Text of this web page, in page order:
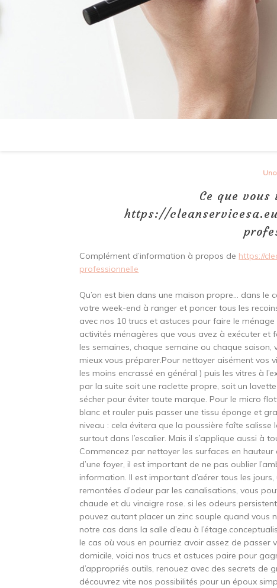
Ce que
https://
Complément d’information à propos de https://
professionnelle
Qu’on est bien dans une maison propre… dans le
votre week-end à ranger et poncer tous les
avec nos 10 trucs et astuces pour faire le
activités ménagères que vous avez à exécuter et
les semaines, chaque semaine ou chaque
mieux vous préparer.Pour nettoyer aisément vos
les moins encrassé en général ) puis les vitres à
par la suite soit une raclette propre, soit un
sécher pour éviter toute marque. Pour le micro
blanc et rouler puis passer une tissu éponge et
niveau : cela évitera que la poussière faîte
surtout dans l’escalier. Mais il s’applique aussi à
Commencez par nettoyer les surfaces en
d’une foyer, il est important de ne pas oublier
information. Il est important d’aérer tous les
remontées d’odeur par les canalisations, vous
chaude et du vinaigre rose. si les odeurs
pouvez autant placer un zinc souple quand vous
notre cas dans la salle d’eau à
le cas où vous en pourriez avoir assez de
domicile, voici nos trucs et astuces paire pour
d’appropriés outils, renouez avec des secrets de
découvrez vite nos possibilités pour un époux